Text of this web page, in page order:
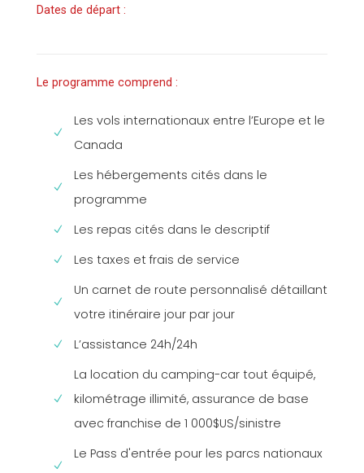
Dates de départ :
Le programme comprend :
Les vols internationaux entre l’Europe et le
Canada
Les hébergements cités dans le
programme
Les repas cités dans le descriptif
Les taxes et frais de service
Un carnet de route personnalisé détaillant
votre itinéraire jour par jour
L’assistance 24h/24h
La location du camping-car tout équipé,
kilométrage illimité, assurance de base
avec franchise de 1 000$US/sinistre
Le Pass d'entrée pour les parcs nationaux